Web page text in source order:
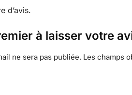
d’avis.
à laisser votre
ne sera pas publiée. Les champs